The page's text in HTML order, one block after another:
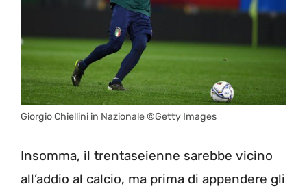
Giorgio Chiellini in Nazionale ©Getty Images
Insomma, il trentaseienne sarebbe vicino
all’addio al calcio, ma prima di appendere gli